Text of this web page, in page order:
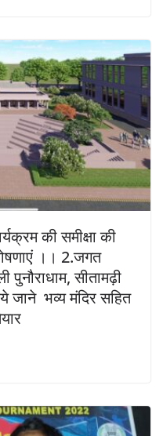
की समीक्षा की
।। 2.जगत
सीतामढ़ी
जाने भव्य मंदिर सहित